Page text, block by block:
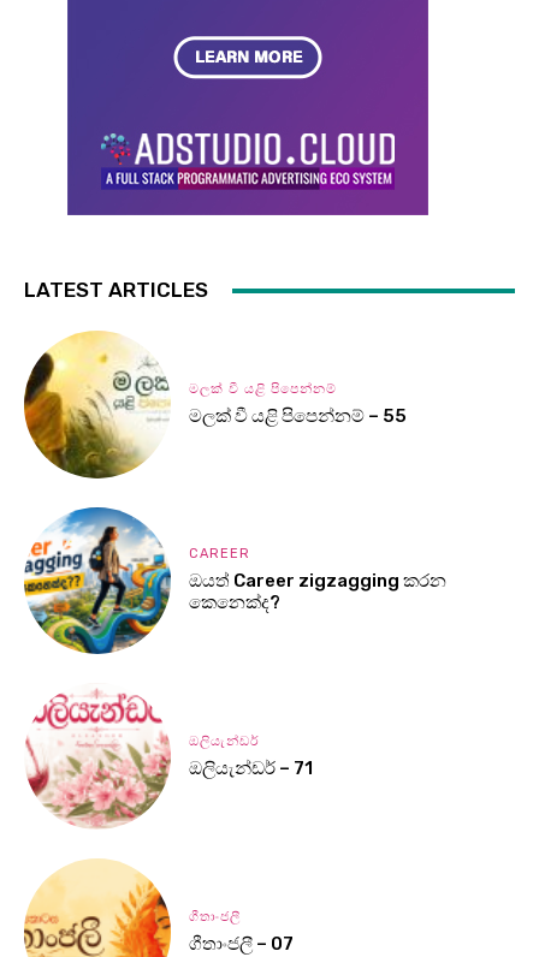
LATEST ARTICLES
මලක් වී යළි පිපෙන්නම්
මලක් වී යළි පිපෙන්නම් – 55
CAREER
ඔයත් Career zigzagging කරන
කෙනෙක්ද?
ඔලියැන්ඩර්
ඔලියැන්ඩර් – 71
ගීතාංජලී
ගීතාංජලී – 07